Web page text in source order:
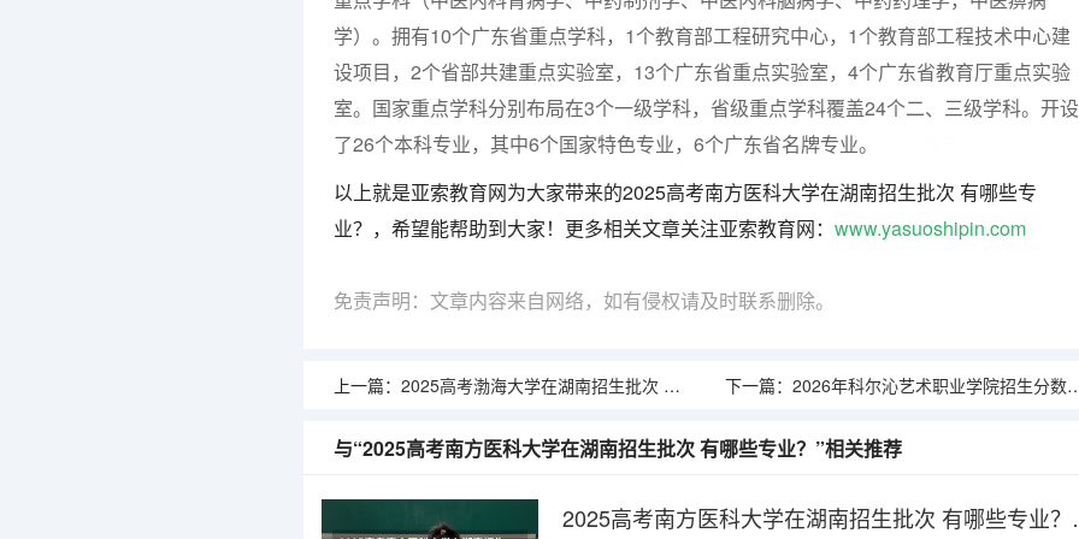
学）。拥有10个广东省重点学科，1个教育部工程研究中心，1个教育部工程技术中心建
设项目，2个省部共建重点实验室，13个广东省重点实验室，4个广东省教育厅重点实验
室。国家重点学科分别布局在3个一级学科，省级重点学科覆盖24个二、三级学科。开设
了26个本科专业，其中6个国家特色专业，6个广东省名牌专业。
以上就是亚索教育网为大家带来的2025高考南方医科大学在湖南招生批次 有哪些专
业？，希望能帮助到大家！更多相关文章关注亚索教育网： www.yasuoshipin.com
免责声明：文章内容来自网络，如有侵权请及时联系删除。
上一篇： 2025高考渤海大学在湖南招生批次 有哪些专业？ 下一篇： 2026年科尔沁艺术职业学院招生分数线｜新生报到及生活指南
与“2025高考南方医科大学在湖南招生批次 有哪些专业？”相关推荐
2025高考南